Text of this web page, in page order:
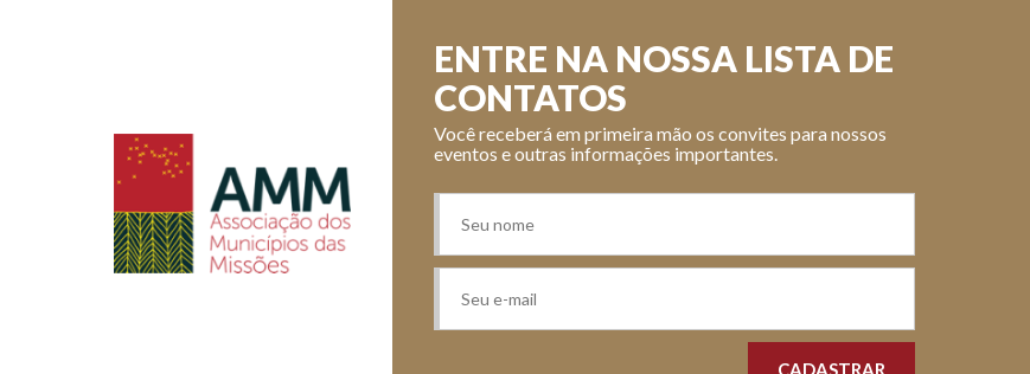
ENTRE NA NOSSA LISTA DE
CONTATOS
Você receberá em primeira mão os convites para nossos
eventos e outras informações importantes.